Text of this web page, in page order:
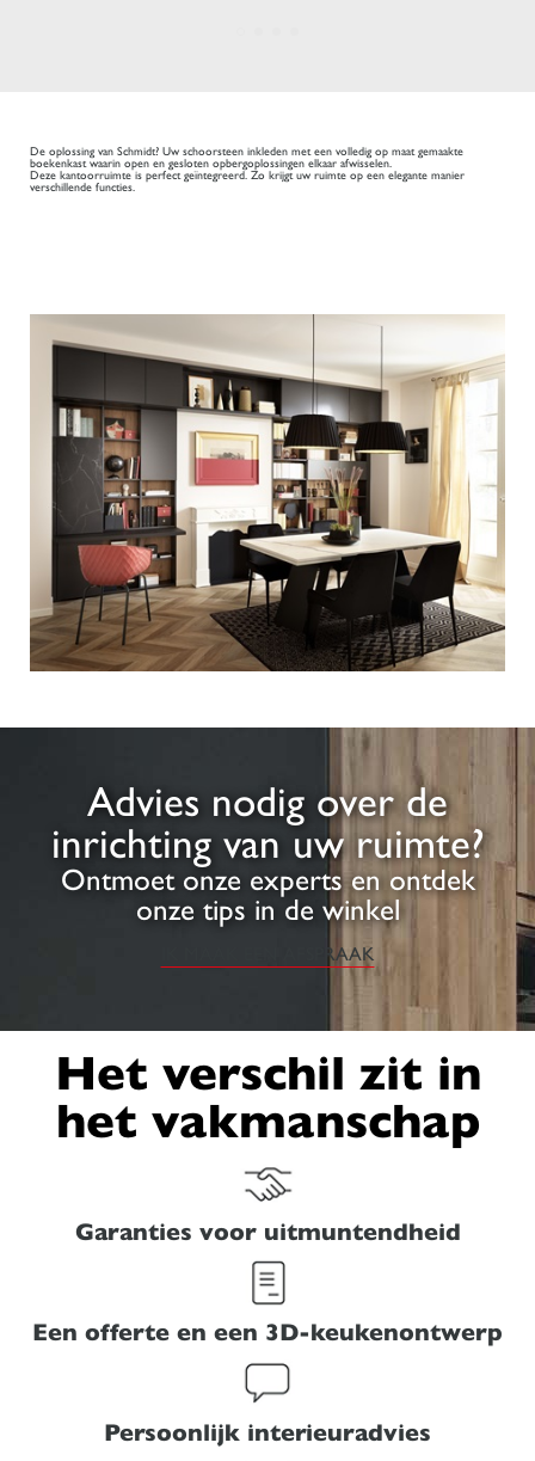
De oplossing van Schmidt? Uw schoorsteen inkleden met een volledig op maat gemaakte
boekenkast waarin open en gesloten opbergoplossingen elkaar afwisselen.
Deze kantoorruimte is perfect geïntegreerd. Zo krijgt uw ruimte op een elegante manier
verschillende functies.
Advies nodig over de
inrichting van uw ruimte?
Ontmoet onze experts en ontdek
onze tips in de winkel
IK MAAK EEN AFSPRAAK
Het verschil zit in
het vakmanschap
Garanties voor uitmuntendheid
Een offerte en een 3D-keukenontwerp
Persoonlijk interieuradvies